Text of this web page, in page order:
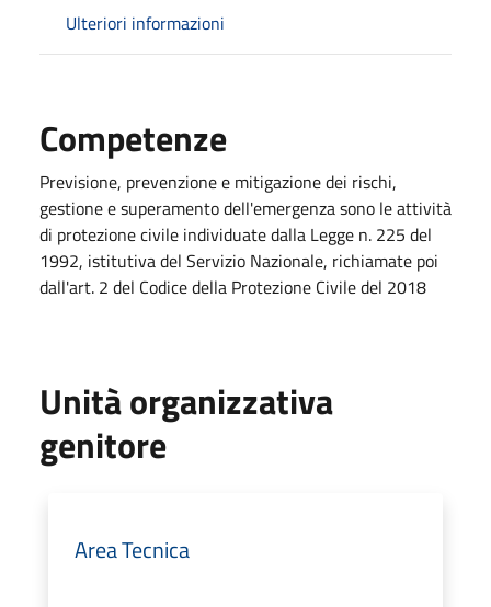
Ulteriori informazioni
Competenze
Previsione, prevenzione e mitigazione dei rischi,
gestione e superamento dell'emergenza sono le attività
di protezione civile individuate dalla Legge n. 225 del
1992, istitutiva del Servizio Nazionale, richiamate poi
dall'art. 2 del Codice della Protezione Civile del 2018
Unità organizzativa
genitore
Area Tecnica